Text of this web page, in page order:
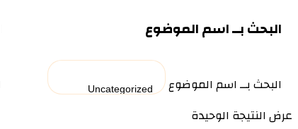
البحث بــ اسم الموضوع
البحث بــ اسم الموضوع
عرض النتيجة الوحيدة